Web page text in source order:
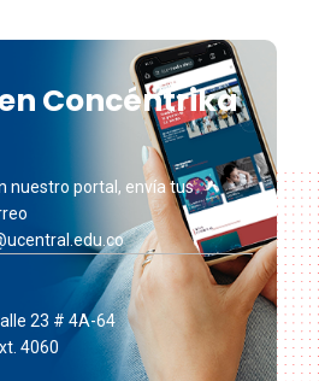
Concéntrika
nuestro portal, envía tus
23 # 4A-64
4060